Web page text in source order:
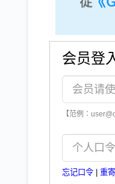
会员登
【范例：
忘记口令 重